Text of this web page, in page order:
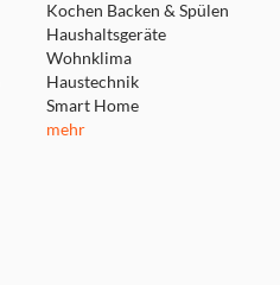
Kochen Backen & Spülen
Haushaltsgeräte
Wohnklima
Haustechnik
Smart Home
mehr